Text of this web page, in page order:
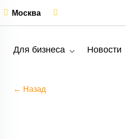
Москва
Для бизнеса Новости
← Назад